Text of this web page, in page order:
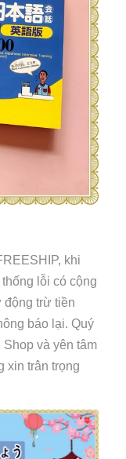
khi
lỗi có cộng
động trừ tiền
báo lại. Quý
và yên tâm
xin trân trọng